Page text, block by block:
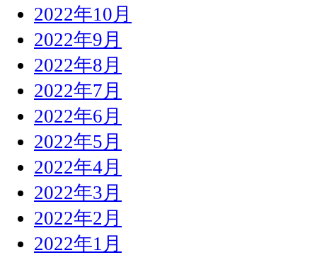
2022年10月
2022年9月
2022年8月
2022年7月
2022年6月
2022年5月
2022年4月
2022年3月
2022年2月
2022年1月